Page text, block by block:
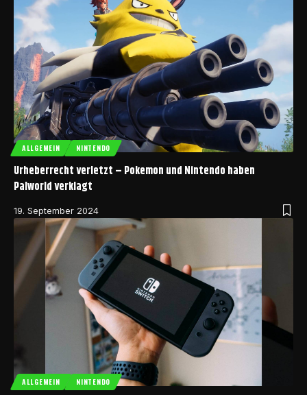
ALLGEMEIN NINTENDO
Urheberrecht verletzt – Pokemon und Nintendo haben
Palworld verklagt
19. September 2024
ALLGEMEIN NINTENDO